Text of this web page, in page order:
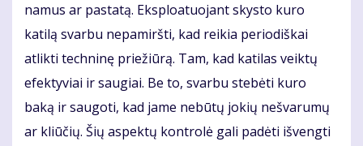
namus ar pastatą. Eksploatuojant skysto kuro
katilą svarbu nepamiršti, kad reikia periodiškai
atlikti techninę priežiūrą. Tam, kad katilas veiktų
efektyviai ir saugiai. Be to, svarbu stebėti kuro
baką ir saugoti, kad jame nebūtų jokių nešvarumų
ar kliūčių. Šių aspektų kontrolė gali padėti išvengti